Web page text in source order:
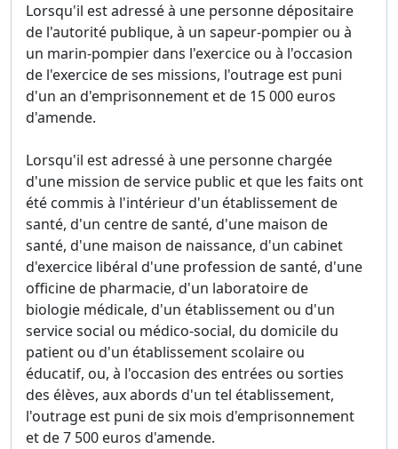
Lorsqu'il est adressé à une personne dépositaire
de l'autorité publique, à un sapeur-pompier ou à
un marin-pompier dans l'exercice ou à l'occasion
de l'exercice de ses missions, l'outrage est puni
d'un an d'emprisonnement et de 15 000 euros
d'amende.
Lorsqu'il est adressé à une personne chargée
d'une mission de service public et que les faits ont
été commis à l'intérieur d'un établissement de
santé, d'un centre de santé, d'une maison de
santé, d'une maison de naissance, d'un cabinet
d'exercice libéral d'une profession de santé, d'une
officine de pharmacie, d'un laboratoire de
biologie médicale, d'un établissement ou d'un
service social ou médico-social, du domicile du
patient ou d'un établissement scolaire ou
éducatif, ou, à l'occasion des entrées ou sorties
des élèves, aux abords d'un tel établissement,
l'outrage est puni de six mois d'emprisonnement
et de 7 500 euros d'amende.